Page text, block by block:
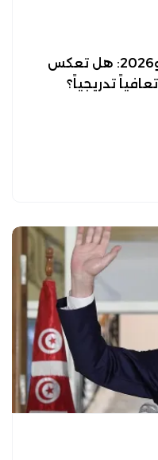
الاقتصاد التونسي بين 2011 و2026: هل تعكس
تدريجياً؟